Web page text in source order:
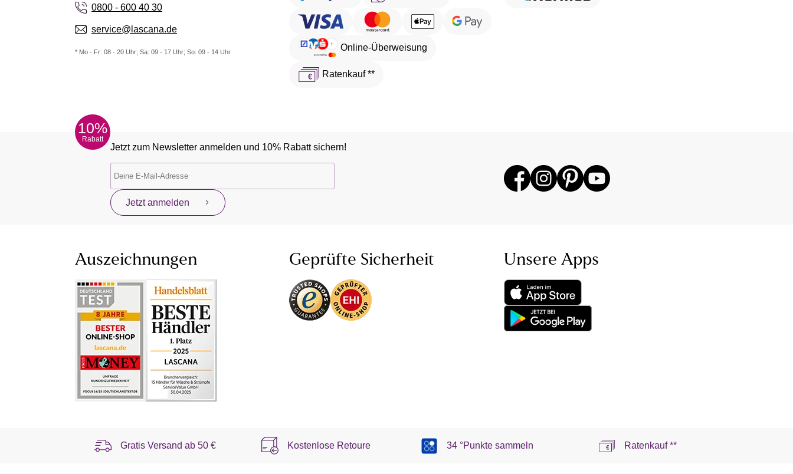
0800 - 600 40 30
service@lascana.de
* Mo - Fr: 08 - 20 Uhr; Sa: 09 - 17 Uhr; So: 09 - 14 Uhr. Online-Überweisung
Ratenkauf **
10%
Rabatt
Jetzt zum Newsletter anmelden und 10% Rabatt sichern!
Jetzt anmelden
Auszeichnungen Geprüfte Sicherheit Unsere Apps
Gratis Versand ab50 € Kostenlose Retoure 34 °Punkte sammeln Ratenkauf **